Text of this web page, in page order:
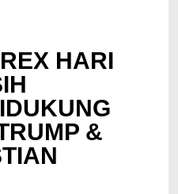
HARI
&